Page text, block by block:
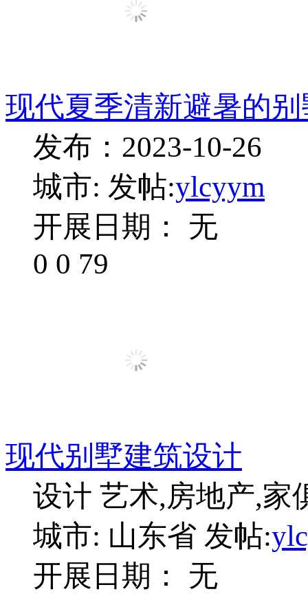
现代夏季清新避暑的
发布：2023-10-26
城市: 发帖:ylcyym
开展日期： 无
0 0 79
现代别墅建筑设计
设计 艺术,房地产,家
城市: 山东省 发帖:
开展日期： 无